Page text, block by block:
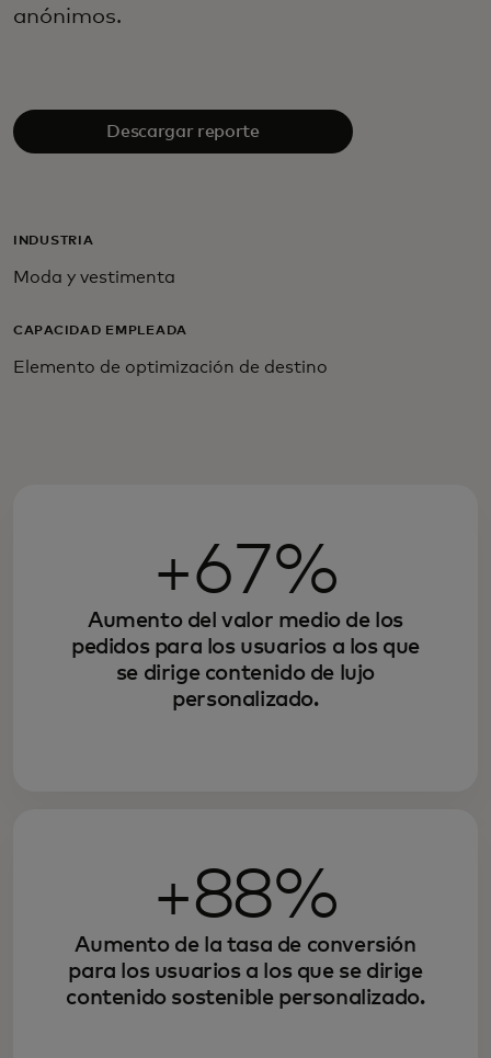
anónimos.
Descargar reporte
INDUSTRIA
Moda y vestimenta
CAPACIDAD EMPLEADA
Elemento de optimización de destino
+67%
Aumento del valor medio de los
pedidos para los usuarios a los que
se dirige contenido de lujo
personalizado.
+88%
Aumento de la tasa de conversión
para los usuarios a los que se dirige
contenido sostenible personalizado.